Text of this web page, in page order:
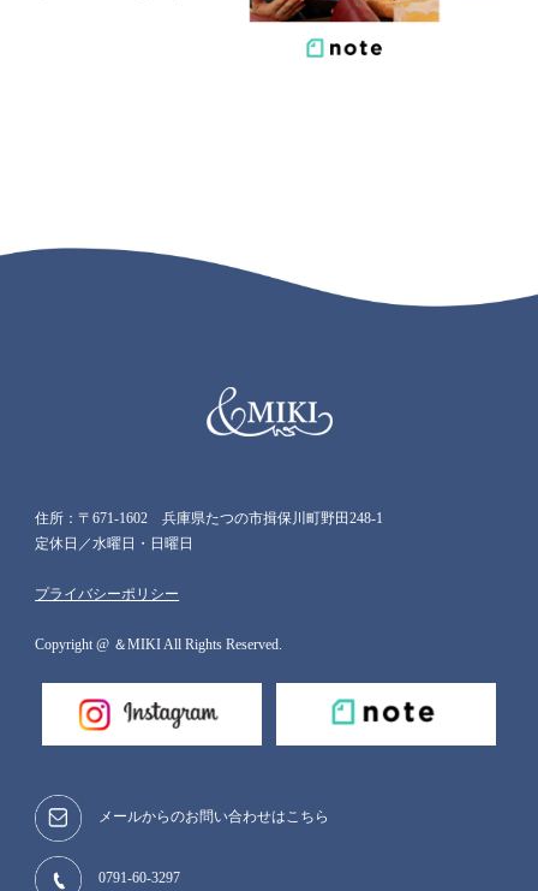
住所：〒671-1602 兵庫県たつの市揖保川町野田248-1
定休日／水曜日・日曜日
プライバシーポリシー
Copyright @ ＆MIKI All Rights Reserved.
メールからのお問い合わせはこちら
0791-60-3297